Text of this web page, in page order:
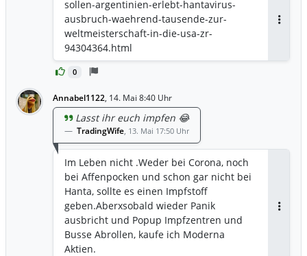
0
sollen-argentinien-erlebt-hantavirus-
ausbruch-waehrend-tausende-zur-
weltmeisterschaft-in-die-usa-zr-
94304364.html
Annabel1122, 14. Mai 8:40 Uhr
Lasst ihr euch impfen 😂
TradingWife, 13. Mai 17:50 Uhr
Im Leben nicht .Weder bei Corona, noch
bei Affenpocken und schon gar nicht bei
Hanta, sollte es einen Impfstoff
geben.Aberxsobald wieder Panik
ausbricht und Popup Impfzentren und
Busse Abrollen, kaufe ich Moderna
Aktien.